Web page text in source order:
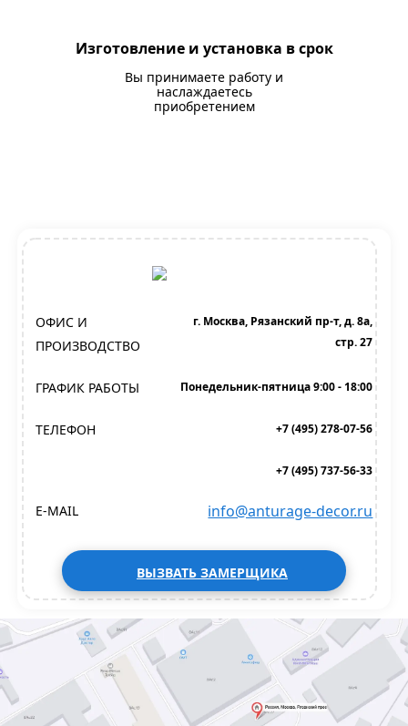
Изготовление и установка в срок
Вы принимаете работу и
наслаждаетесь
приобретением
ОФИС И
ПРОИЗВОДСТВО
г. Москва, Рязанский пр-т, д. 8а,
стр. 27
ГРАФИК РАБОТЫ Понедельник-пятница 9:00 - 18:00
ТЕЛЕФОН +7 (495) 278-07-56
+7 (495) 737-56-33
E-MAIL info@anturage-decor.ru
ВЫЗВАТЬ ЗАМЕРЩИКА